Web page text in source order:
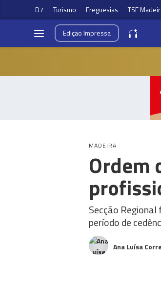
D7 Turismo Freguesias TSF
EdiçãoImpressa
MADEIRA
Ordem
Secção
período de
Ana Luísa